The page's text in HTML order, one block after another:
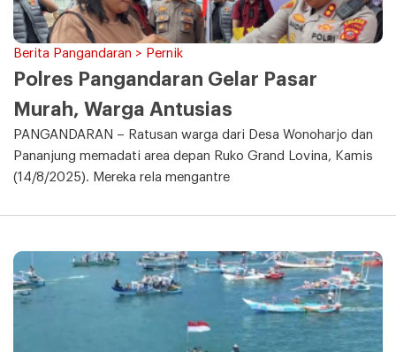
Berita Pangandaran > Pernik
Polres Pangandaran Gelar Pasar
Murah, Warga Antusias
PANGANDARAN – Ratusan warga dari Desa Wonoharjo dan
Pananjung memadati area depan Ruko Grand Lovina, Kamis
(14/8/2025). Mereka rela mengantre